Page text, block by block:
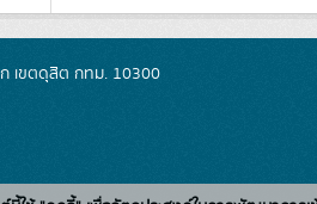
เขตดุสิต กทม. 10300